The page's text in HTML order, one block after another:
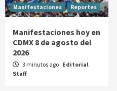
Manifestaciones Reportes
Manifestaciones hoy en
CDMX 8 de agosto del
2026
3 minutos ago Editorial
Staff